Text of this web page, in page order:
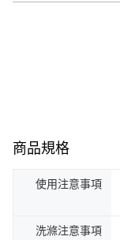
商品規格
使用注意事項
洗滌注意事項